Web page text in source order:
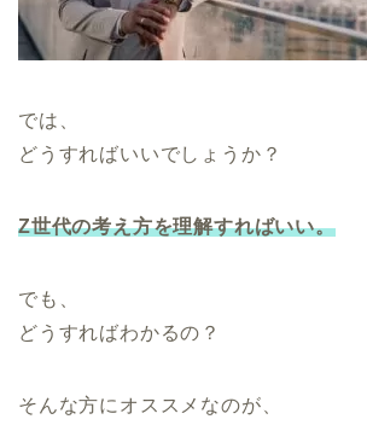
では、
どうすればいいでしょうか？
Z世代の考え方を理解すればいい。
でも、
どうすればわかるの？
そんな方にオススメなのが、